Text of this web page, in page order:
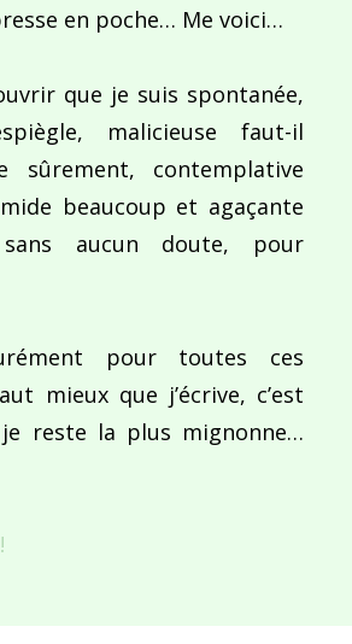
en poche… Me voici…
que je suis spontanée,
malicieuse faut-il
sûrement, contemplative
beaucoup et agaçante
sans aucun doute, pour
pour toutes ces
mieux que j’écrive, c’est
reste la plus mignonne…